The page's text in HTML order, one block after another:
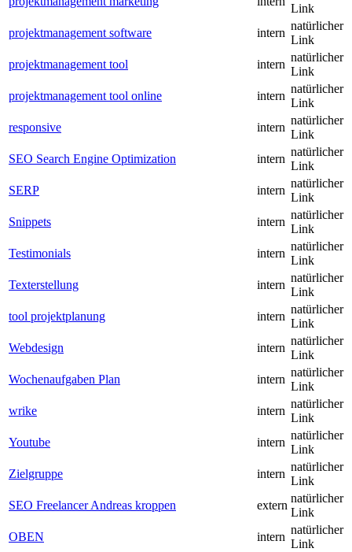
Link
projektmanagement software
intern
natürlicher
Link
projektmanagement tool
intern
natürlicher
Link
projektmanagement tool online
intern
natürlicher
Link
responsive
intern
natürlicher
Link
SEO Search Engine Optimization
intern
natürlicher
Link
SERP
intern
natürlicher
Link
Snippets
intern
natürlicher
Link
Testimonials
intern
natürlicher
Link
Texterstellung
intern
natürlicher
Link
tool projektplanung
intern
natürlicher
Link
Webdesign
intern
natürlicher
Link
Wochenaufgaben Plan
intern
natürlicher
Link
wrike
intern
natürlicher
Link
Youtube
intern
natürlicher
Link
Zielgruppe
intern
natürlicher
Link
SEO Freelancer Andreas kroppen
extern
natürlicher
Link
OBEN
intern
natürlicher
Link